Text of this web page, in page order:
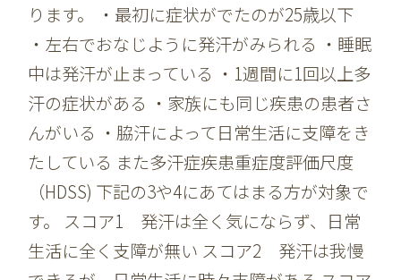
ります。 ・最初に症状がでたのが25歳以下
・左右でおなじように発汗がみられる ・睡眠
中は発汗が止まっている ・1週間に1回以上多
汗の症状がある ・家族にも同じ疾患の患者さ
んがいる ・脇汗によって日常生活に支障をき
たしている また多汗症疾患重症度評価尺度
（HDSS) 下記の3や4にあてはまる方が対象で
す。 スコア1 発汗は全く気にならず、日常
生活に全く支障が無い スコア2 発汗は我慢